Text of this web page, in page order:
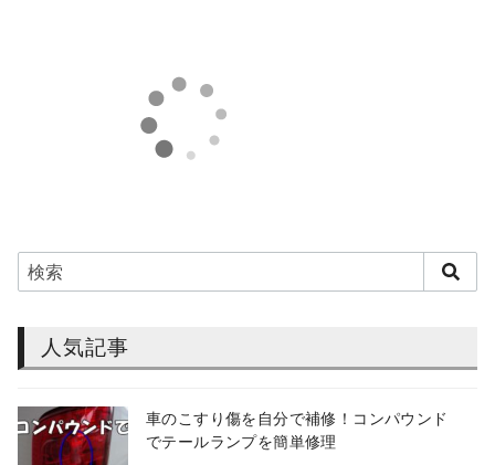
人気記事
車のこすり傷を自分で補修！コンパウンド
でテールランプを簡単修理